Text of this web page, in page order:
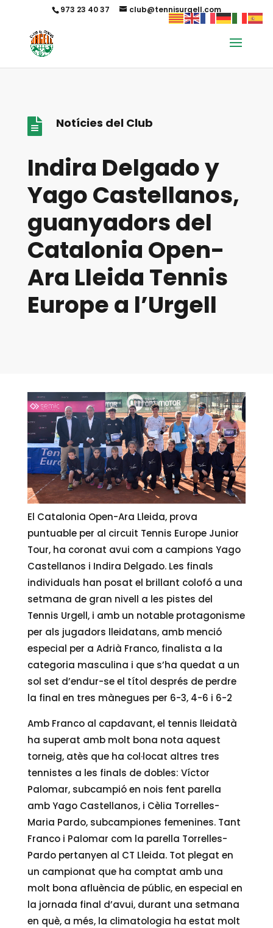
973 23 40 37 club@tennisurgell.com
 Notícies del Club
Indira Delgado y
Yago Castellanos,
guanyadors del
Catalonia Open-
Ara Lleida Tennis
Europe a l’Urgell
El Catalonia Open-Ara Lleida, prova
puntuable per al circuit Tennis Europe Junior
Tour, ha coronat avui com a campions Yago
Castellanos i Indira Delgado. Les finals
individuals han posat el brillant colofó a una
setmana de gran nivell a les pistes del
Tennis Urgell, i amb un notable protagonisme
per als jugadors lleidatans, amb menció
especial per a Adrià Franco, finalista a la
categoria masculina i que s’ha quedat a un
sol set d’endur-se el títol després de perdre
la final en tres mànegues per 6-3, 4-6 i 6-2
Amb Franco al capdavant, el tennis lleidatà
ha superat amb molt bona nota aquest
torneig, atès que ha col·locat altres tres
tennistes a les finals de dobles: Víctor
Palomar, subcampió en nois fent parella
amb Yago Castellanos, i Cèlia Torrelles-
Maria Pardo, subcampiones femenines. Tant
Franco i Palomar com la parella Torrelles-
Pardo pertanyen al CT Lleida. Tot plegat en
un campionat que ha comptat amb una
molt bona afluència de públic, en especial en
la jornada final d’avui, durant una setmana
en què, a més, la climatologia ha estat molt